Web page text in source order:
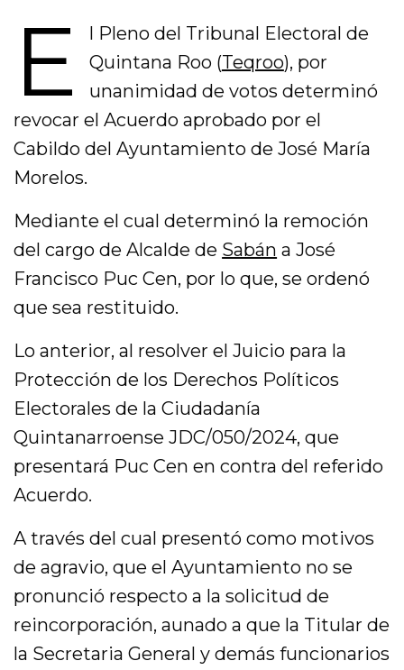
E
l Pleno del Tribunal Electoral de
Quintana Roo (Teqroo), por
unanimidad de votos determinó
revocar el Acuerdo aprobado por el
Cabildo del Ayuntamiento de José María
Morelos.
Mediante el cual determinó la remoción
del cargo de Alcalde de Sabán a José
Francisco Puc Cen, por lo que, se ordenó
que sea restituido.
Lo anterior, al resolver el Juicio para la
Protección de los Derechos Políticos
Electorales de la Ciudadanía
Quintanarroense JDC/050/2024, que
presentará Puc Cen en contra del referido
Acuerdo.
A través del cual presentó como motivos
de agravio, que el Ayuntamiento no se
pronunció respecto a la solicitud de
reincorporación, aunado a que la Titular de
la Secretaria General y demás funcionarios